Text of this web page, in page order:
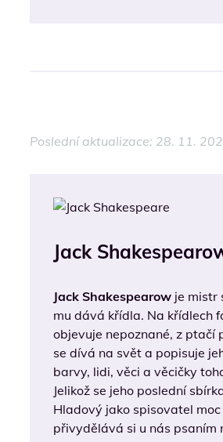
Poslední aktualizace: 28. 11.
Jack
Jack Shakespearow je mistr
mu dává křídla. Na křídlech
objevuje nepoznané, z ptačí
se dívá na svět a popisuje
barvy, lidi, věci a věcičky
Jelikož se jeho poslední
Hladový jako spisovatel
přivydělává si u nás psaním